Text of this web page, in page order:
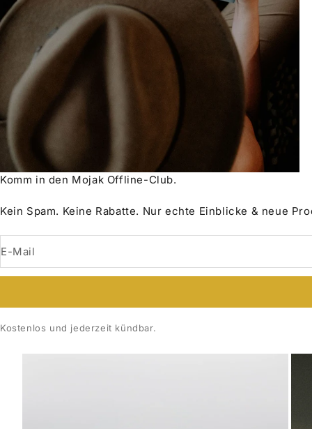
Komm in den Mojak Offline-Club.
Kein Spam. Keine Rabatte. Nur echte Einblicke & neue
E-Mail
Kostenlos und jederzeit kündbar.